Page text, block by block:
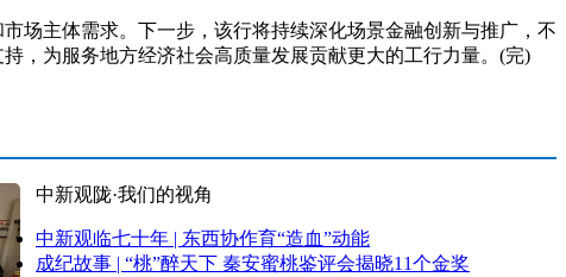
主体需求。下一步，该行将持续深化场景金融创新与推广，不
，为服务地方经济社会高质量发展贡献更大的工行力量。(完)
中新观陇·我们的视角
中新观临七十年 | 东西协作育“造血”动能
成纪故事 | “桃”醉天下 秦安蜜桃鉴评会揭晓11个金奖